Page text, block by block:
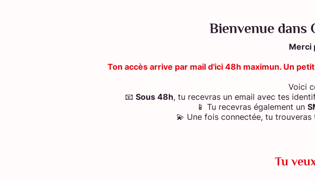
Bienvenue dans
Merci
Ton accès arrive par mail d'ici 48h maximun. Un
Voici
📧 Sous 48h, tu recevras un email avec tes
📱 Tu recevras également un
💫 Une fois connectée, tu trouveras
Tu